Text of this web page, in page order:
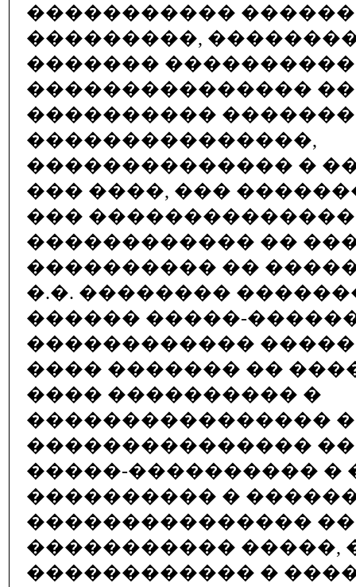
�����������
���������,
������� ����������
���������������
����������
���������������,
�������������� �
��� ����, ���
���
������������ ��
���������� ��
�.�. ��������
������ �����-
������������
���� ������� ��
���� ���������� �
����������������
���������������
�����-���������� �
���������� �
���������������
����������� �����,
������������ �